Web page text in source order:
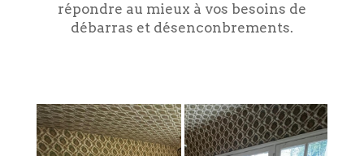
répondre au mieux à vos besoins de
débarras et désenconbrements.